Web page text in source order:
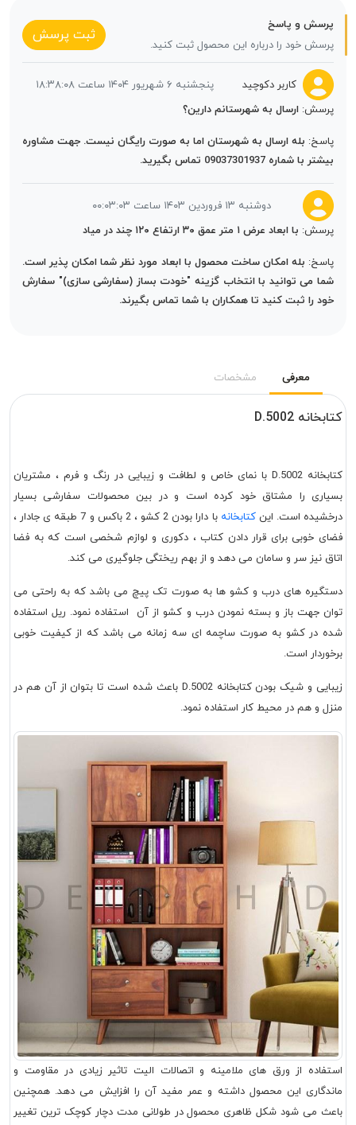
پرسش و پاسخ
پرسش خود را درباره این محصول ثبت کنید.
ثبت پرسش
کاربر دکوچید
پنجشنبه ۶ شهریور ۱۴۰۴ ساعت ۱۸:۳۸:۰۸
پرسش: ارسال به شهرستانم دارین؟
پاسخ: بله ارسال به شهرستان اما به صورت رایگان نیست. جهت مشاوره
بیشتر با شماره 09037301937 تماس بگیرید.
دوشنبه ۱۳ فروردین ۱۴۰۳ ساعت ۰۰:۰۳:۰۳
پرسش: با ابعاد عرض ۱ متر عمق ۳۰ ارتفاع ۱۲۰ چند در میاد
پاسخ: بله امکان ساخت محصول با ابعاد مورد نظر شما امکان پذیر است.
شما می توانید با انتخاب گزینه "خودت بساز (سفارشی سازی)" سفارش
خود را ثبت کنید تا همکاران با شما تماس بگیرند.
معرفی مشخصات
کتابخانه D.5002
کتابخانه D.5002 با نمای خاص و لطافت و زیبایی در رنگ و فرم ، مشتریان
بسیاری را مشتاق خود کرده است و در بین محصولات سفارشی بسیار
درخشیده است. اینکتابخانه
با دارا بودن 2 کشو ، 2 باکس و 7 طبقه ی جادار ،
فضای خوبی برای قرار دادن کتاب ، دکوری و لوازم شخصی است که به فضا
اتاق نیز سر و سامان می دهد و از بهم ریختگی جلوگیری می کند.
دستگیره های درب و کشو ها به صورت تک پیچ می باشد که به راحتی می
توان جهت باز و بسته نمودن درب و کشو از آن استفاده نمود. ریل استفاده
شده در کشو به صورت ساچمه ای سه زمانه می باشد که از کیفیت خوبی
برخوردار است.
زیبایی و شیک بودن کتابخانه D.5002 باعث شده است تا بتوان از آن هم در
منزل و هم در محیط کار استفاده نمود.
استفاده از ورق های ملامینه و اتصالات الیت تاثیر زیادی در مقاومت و
ماندگاری این محصول داشته و عمر مفید آن را افزایش می دهد. همچنین
باعث می شود شکل ظاهری محصول در طولانی مدت دچار کوچک ترین تغییر